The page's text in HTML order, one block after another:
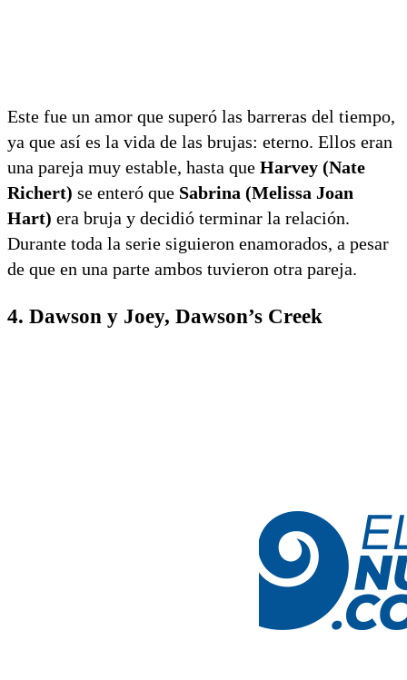
Este fue un amor que superó las barreras del tiempo,
ya que así es la vida de las brujas: eterno. Ellos eran
una pareja muy estable, hasta que Harvey (Nate
Richert) se enteró que Sabrina (Melissa Joan
Hart) era bruja y decidió terminar la relación.
Durante toda la serie siguieron enamorados, a pesar
de que en una parte ambos tuvieron otra pareja.
4. Dawson y Joey, Dawson’s Creek